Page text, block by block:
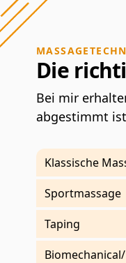
Die
Bei mir
abgestimmt
Klassische
Sportmassage
Taping